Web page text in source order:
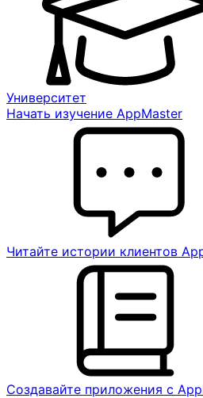
Университет
Начать изучение AppMaster
Читайте истории клиентов
Создавайте приложения с